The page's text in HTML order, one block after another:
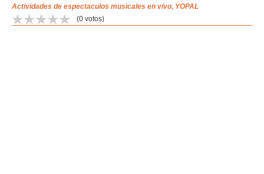
Actividades de espectaculos musicales en vivo, YOPAL
(0 votos)